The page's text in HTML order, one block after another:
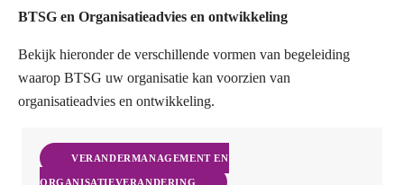
BTSG en Organisatieadvies en ontwikkeling
Bekijk hieronder de verschillende vormen van begeleiding
waarop BTSG uw organisatie kan voorzien van
organisatieadvies en ontwikkeling.
VERANDERMANAGEMENT EN
ORGANISATIEVERANDERING